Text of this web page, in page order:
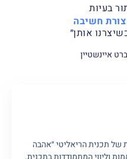
בעיות
חשיבה
אותן״
איינשטיין
תכנית הריאליטי ״אהבה